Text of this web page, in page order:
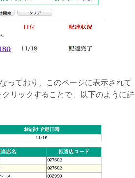
っており、このページに表示されて
リックすることで、以下のように詳